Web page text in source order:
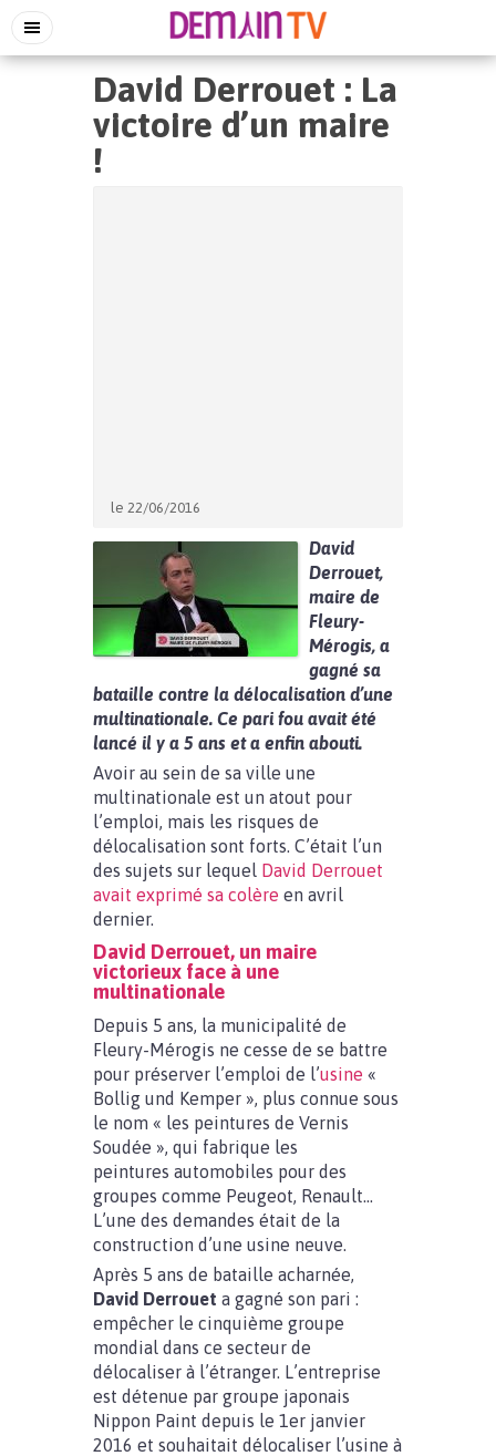
David Derrouet : La
victoire d’un maire
!
le 22/06/2016
David
Derrouet,
maire de
Fleury-
Mérogis, a
gagné sa
bataille contre la délocalisation d’une
multinationale. Ce pari fou avait été
lancé il y a 5 ans et a enfin abouti.
Avoir au sein de sa ville une
multinationale est un atout pour
l’emploi, mais les risques de
délocalisation sont forts. C’était l’un
des sujets sur lequel David Derrouet
avait exprimé sa colère en avril
dernier.
David Derrouet, un maire
victorieux face à une
multinationale
Depuis 5 ans, la municipalité de
Fleury-Mérogis ne cesse de se battre
pour préserver l’emploi de l’usine «
Bollig und Kemper », plus connue sous
le nom « les peintures de Vernis
Soudée », qui fabrique les
peintures automobiles pour des
groupes comme Peugeot, Renault…
L’une des demandes était de la
construction d’une usine neuve.
Après 5 ans de bataille acharnée,
David Derrouet a gagné son pari :
empêcher le cinquième groupe
mondial dans ce secteur de
délocaliser à l’étranger. L’entreprise
est détenue par groupe japonais
Nippon Paint depuis le 1er janvier
2016 et souhaitait délocaliser l’usine à